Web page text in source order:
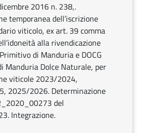
2016 n. 238,.
temporanea dell’iscrizione
viticolo, ex art. 39 comma
alla rivendicazione
di Manduria e DOCG
Manduria Dolce Naturale, per
viticole 2023/2024,
2025/2026. Determinazione
del
Integrazione.